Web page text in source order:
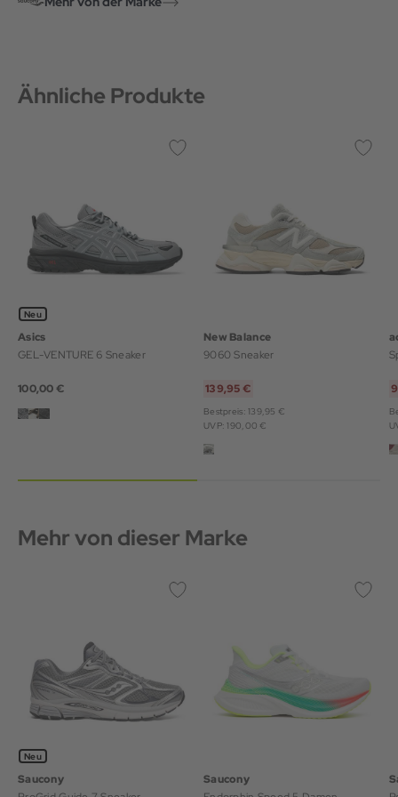
Ähnliche Produkte
Neu
Asics
GEL-VENTURE 6 Sneaker
100,00 €
New Balance
9060 Sneaker
139,95 €
Bestpreis: 139,95 €
UVP: 190,00 €
Mehr von dieser Marke
Neu
Saucony
Saucony